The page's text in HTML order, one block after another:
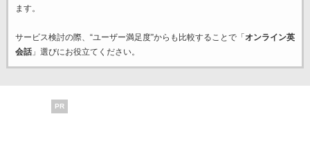
ます。
サービス検討の際、“ユーザー満足度”からも比較することで「 オンライン英
会話」選びにお役立てください。
PR